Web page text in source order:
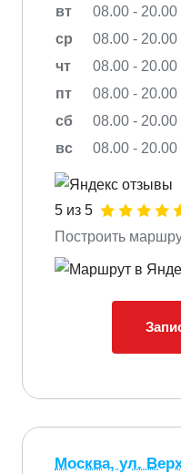
вт
08.00 - 20.00
ср
08.00 - 20.00
чт
08.00 - 20.00
пт
08.00 - 20.00
сб
08.00 - 20.00
вс
08.00 - 20.00
5 из 5
Построить
Москва, ул.